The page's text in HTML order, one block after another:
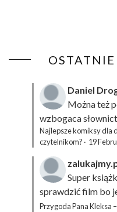
Daniel
Można też
wzbogaca
Najlepsze komiksy dla
czytelnikom? · 19
Super
sprawdzić film bo
Przygoda Pana Kleksa